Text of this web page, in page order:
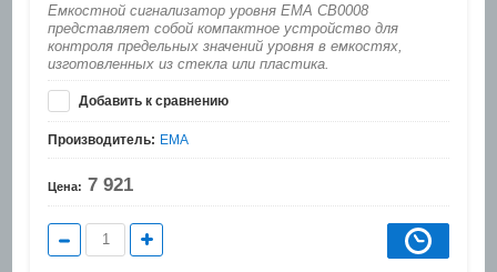
Емкостной сигнализатор уровня EMA CB0008
представляет собой компактное устройство для
контроля предельных значений уровня в емкостях,
изготовленных из стекла или пластика.
Добавить к сравнению
Производитель: EMA
Цена: 7 921